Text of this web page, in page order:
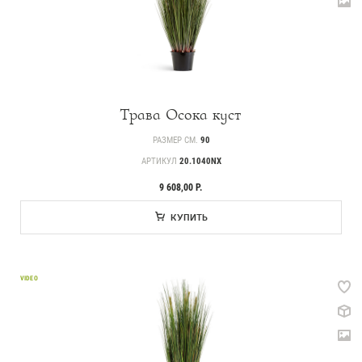
Трава Осока куст
РАЗМЕР СМ. 90
АРТИКУЛ 20.1040NX
9 608,00 Р.
КУПИТЬ
VIDEOКаталог
Растения, кусты, мох и трава